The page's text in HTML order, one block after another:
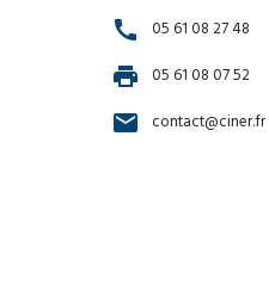
call 05 61 08 27 48
print 05 61 08 07 52
email contact@ciner.fr